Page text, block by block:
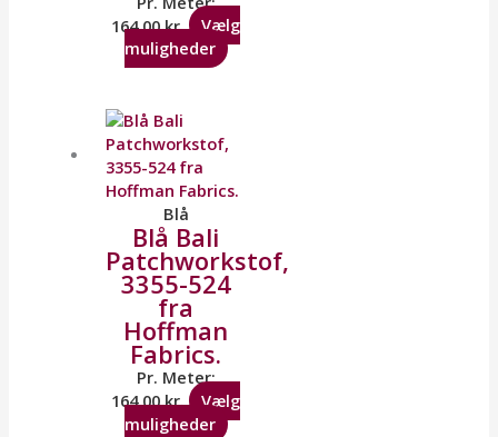
164,00kr.
Vælg
muligheder
Blå
Blå Bali
Patchworkstof,
3355-524
fra
Hoffman
Fabrics.
Pr. Meter:
164,00kr.
Vælg
muligheder